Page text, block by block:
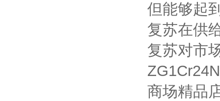
但能够起
复苏在供
复苏对市
商场精品